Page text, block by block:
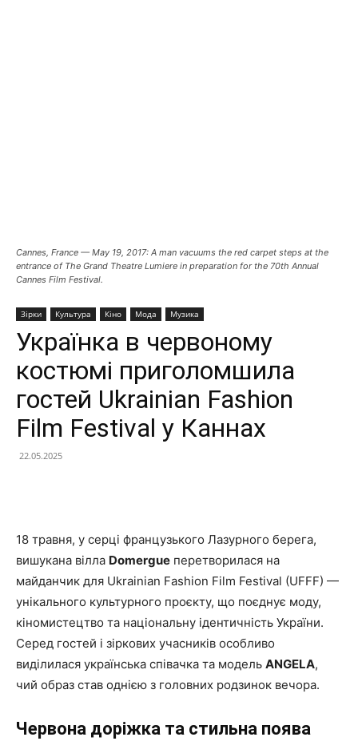
Cannes, France — May 19, 2017: A man vacuums the red carpet steps at the
entrance of The Grand Theatre Lumiere in preparation for the 70th Annual
Cannes Film Festival.
Зірки Культура Кіно Мода Музика
Українка в червоному
костюмі приголомшила
гостей Ukrainian Fashion
Film Festival у Каннах
22.05.2025
18 травня, у серці французького Лазурного берега,
вишукана вілла Domergue перетворилася на
майданчик для Ukrainian Fashion Film Festival (UFFF) —
унікального культурного проєкту, що поєднує моду,
кіномистецтво та національну ідентичність України.
Серед гостей і зіркових учасників особливо
виділилася українська співачка та модель ANGELA,
чий образ став однією з головних родзинок вечора.
Червона доріжка та стильна поява